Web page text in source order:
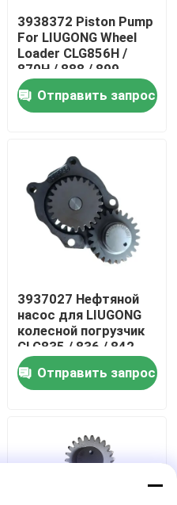
3938372 Piston Pump
For LIUGONG Wheel
Loader CLG856H /
870H / 888 / 899
Excavator 925D /
930D / 936D Engine
6D114 QSC8.3
Отправить запрос
3937027 Нефтяной
насос для LIUGONG
колесной погрузчик
CLG835 / 836 / 842
CLG855N экскаватор
908C / 910E / 915D
двигатель QSB3.9 /
Отправить запрос